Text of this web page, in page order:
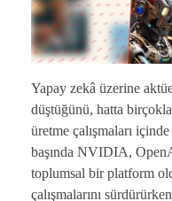
Yapay zekâ üzerine
düştüğünü, hatta
üretme çalışmaları
başında NVIDIA,
toplumsal bir platform
çalışmalarını